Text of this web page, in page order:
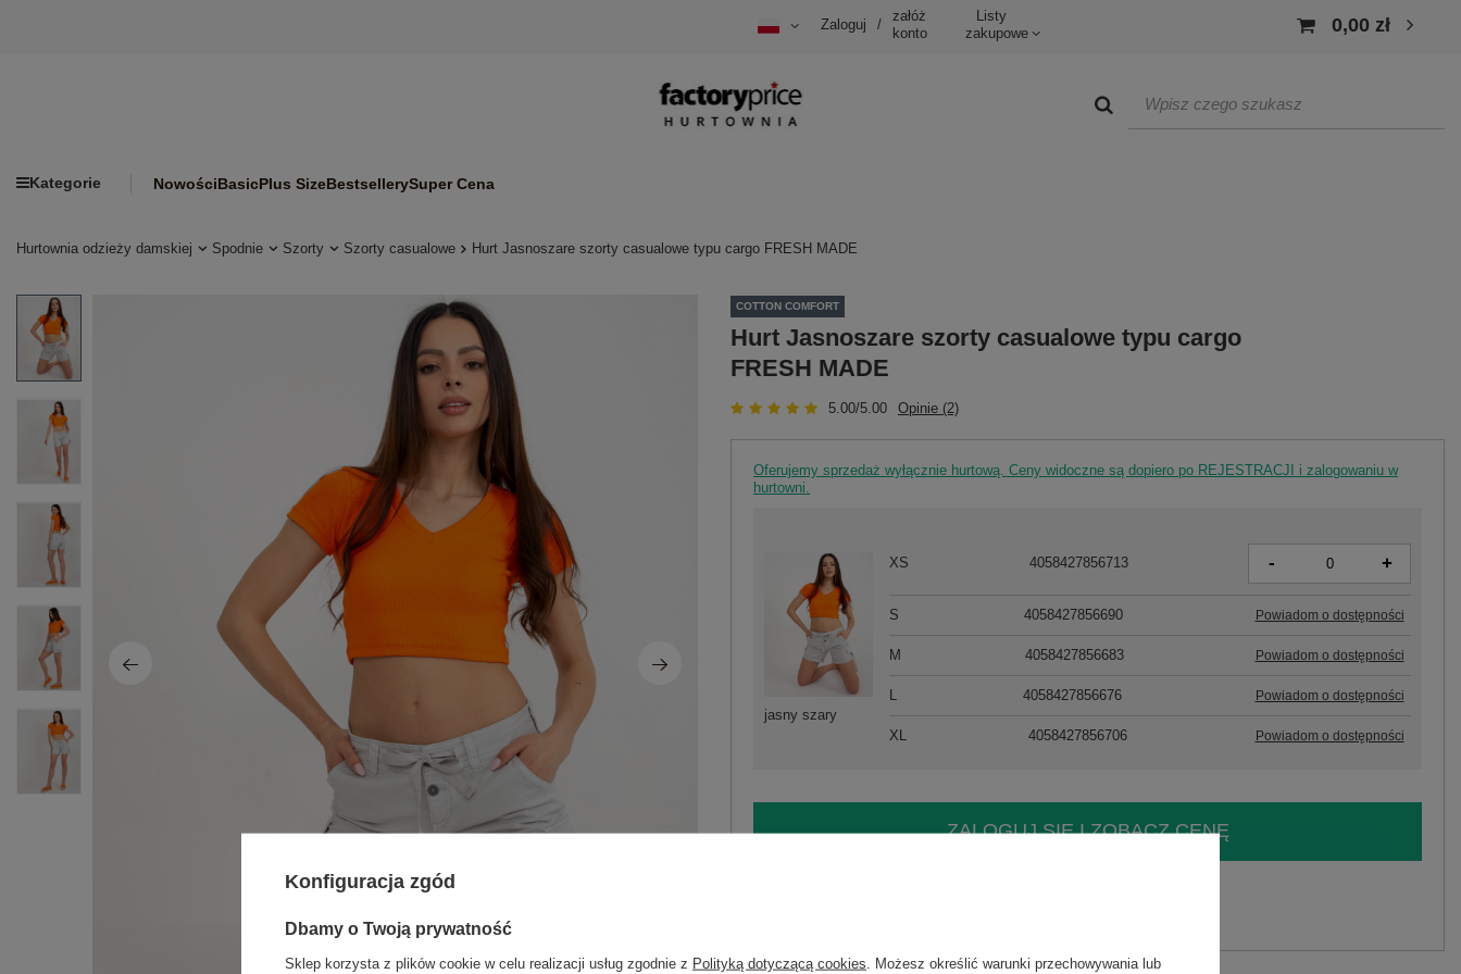
Zaloguj /
załóż
konto
Listy
zakupowe
0,00 zł
Kategorie NowościBasicPlus SizeBestsellerySuper Cena
Hurtownia odzieży damskiej Spodnie Szorty Szorty casualowe Hurt Jasnoszare szorty casualowe typu cargo FRESH MADE
COTTON COMFORT
Hurt Jasnoszare szorty casualowe typu cargo
FRESH MADE
5.00/5.00 Opinie (2)
Oferujemy sprzedaż wyłącznie hurtową. Ceny widoczne są dopiero po REJESTRACJI i zalogowaniu w
hurtowni.
jasny szary
XS 4058427856713 - +
S 4058427856690 Powiadom o dostępności
M 4058427856683 Powiadom o dostępności
L 4058427856676 Powiadom o dostępności
XL 4058427856706 Powiadom o dostępności
ZALOGUJ SIĘ I ZOBACZ CENĘ
Konfiguracja zgód
Dbamy o Twoją prywatność
Sklep korzysta z plików cookie w celu realizacji usług zgodnie z Polityką dotyczącą cookies . Możesz określić warunki przechowywania lub